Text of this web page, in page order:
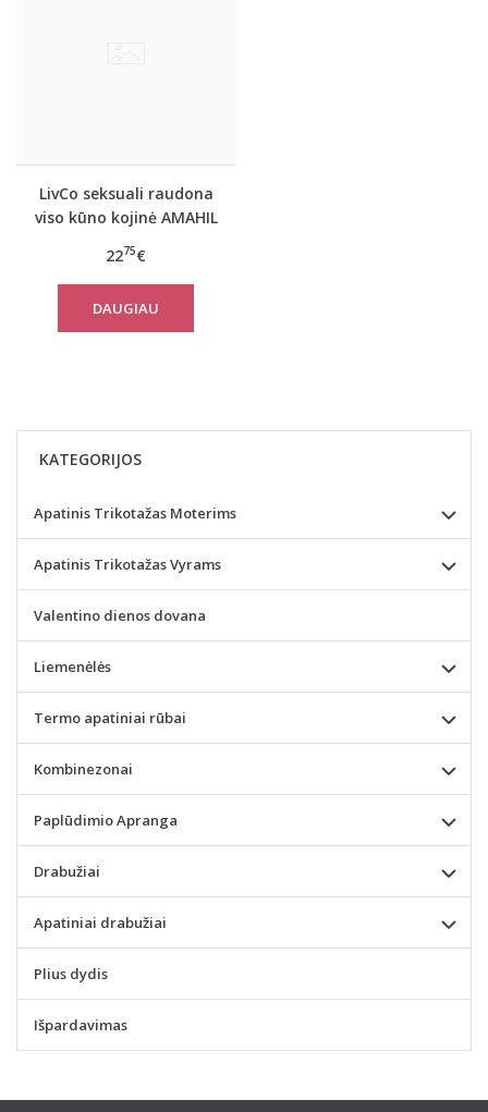
LivCo seksuali raudona
viso kūno kojinė AMAHIL
2275€
DAUGIAU
KATEGORIJOS
Apatinis Trikotažas Moterims
Apatinis Trikotažas Vyrams
Valentino dienos dovana
Liemenėlės
Termo apatiniai rūbai
Kombinezonai
Paplūdimio Apranga
Drabužiai
Apatiniai drabužiai
Plius dydis
Išpardavimas